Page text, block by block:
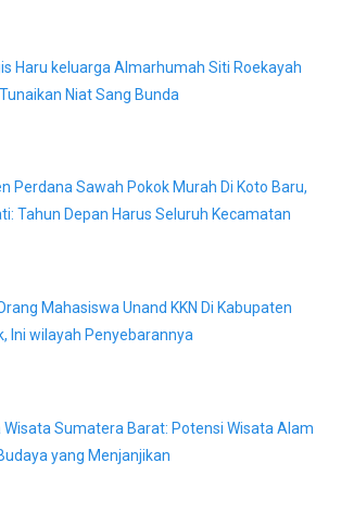
Haru keluarga Almarhumah Siti Roekayah
Niat Sang Bunda
Perdana Sawah Pokok Murah Di Koto Baru,
Tahun Depan Harus Seluruh Kecamatan
Mahasiswa Unand KKN Di Kabupaten
Ini wilayah Penyebarannya
Wisata Sumatera Barat: Potensi Wisata Alam
yang Menjanjikan